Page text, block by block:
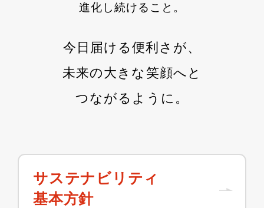
進化し続けること。
今日届ける便利さが、
未来の大きな笑顔へと
つながるように。
サステナビリティ
基本方針